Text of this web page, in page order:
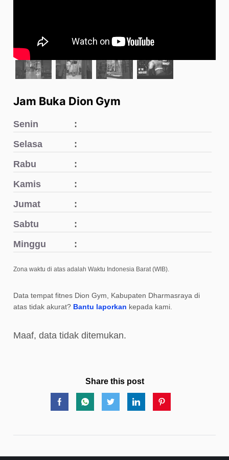
Jam Buka Dion Gym
Senin
Selasa
Rabu
Kamis
Jumat
Sabtu
Minggu
Zona waktu di atas adalah Waktu Indonesia Barat (WIB).
Data tempat fitnes Dion Gym, Kabupaten Dharmasraya di
atas tidak akurat? Bantu laporkan kepada kami.
Maaf, data tidak ditemukan.
Share this post